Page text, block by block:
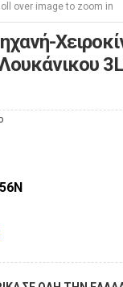
over image to zoom in